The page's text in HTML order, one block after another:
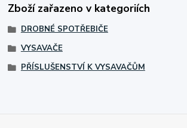
Zboží zařazeno v kategoriích
DROBNÉ SPOTŘEBIČE
VYSAVAČE
PŘÍSLUŠENSTVÍ K VYSAVAČŮM